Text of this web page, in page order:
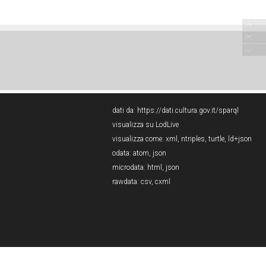
dati da: https://dati.cultura.gov.it/sparql
visualizza su LodLive
visualizza come: xml , ntriples, turtle, ld+json
odata: atom, json
microdata: html , json
rawdata: csv, cxml